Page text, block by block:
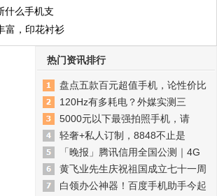
什么手机支
富，印花衬衫
热门资讯排行
盘点五款百元超值手机，论性价比
120Hz有多耗电？外媒实测三
5000元以下最强拍照手机，请
轻奢+私人订制，8848不止是
「晚报」腾讯信用全国公测｜4G
黄飞业先生庆祝祖国成立七十一周
白领办公神器！百度手机助手今起